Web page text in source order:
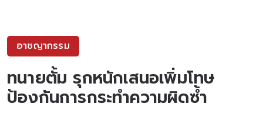
อาชญากรรม
ทนายตั้ม รุกหนักเสนอเพิ่มโทษ
ป้องกันการกระทำความผิดซ้ำ